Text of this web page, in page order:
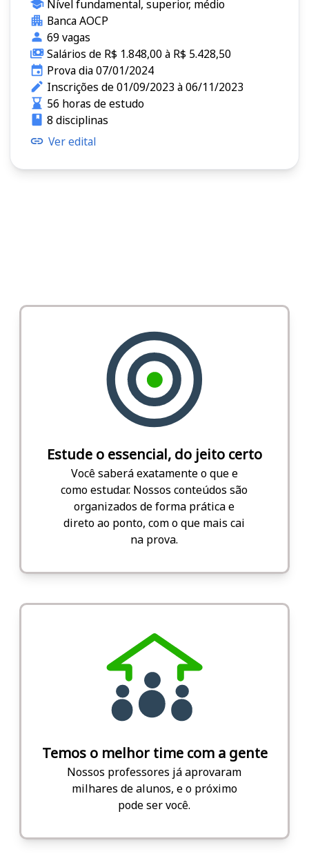
Nível fundamental, superior, médio
Banca AOCP
69 vagas
Salários de R$ 1.848,00 à R$ 5.428,50
Prova dia 07/01/2024
Inscrições de 01/09/2023 à 06/11/2023
56 horas de estudo
8 disciplinas
Ver edital
Estude o essencial, do jeito certo
Você saberá exatamente o que e
como estudar. Nossos conteúdos são
organizados de forma prática e
direto ao ponto, com o que mais cai
na prova.
Temos o melhor time com a gente
Nossos professores já aprovaram
milhares de alunos, e o próximo
pode ser você.